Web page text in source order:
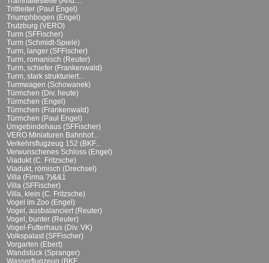
Trittleiter (Paul Engel)
Triumphbogen (Engel)
Trutzburg (VERO)
Turm (SFFischer)
Turm (Schmidt-Spiele)
Turm, langer (SFFischer)
Turm, romanisch (Reuter)
Turm, schiefer (Frankenwald)
Turm, stark strukturiert...
Turmwagen (Schowanek)
Türmchen (Div. heute)
Türmchen (Engel)
Türmchen (Frankenwald)
Türmchen (Paul Engel)
Umgebindehaus (SFFischer)
VERO Miniaturen Bahnhof...
Verkehrsflugzeug 152 (BKF...
Verwunschenes Schloss (Engel)
Viadukt (C. Fritzsche)
Viadukt, römisch (Drechsel)
Villa (Firma ?)&&1
Villa (SFFischer)
Villa, klein (C. Fritzsche)
Vogel im Zoo (Engel)
Vogel, ausbalanciert (Reuter)
Vogel, bunter (Reuter)
Vogel-Futterhaus (Div. VK)
Volkspalast (SFFischer)
Vorgarten (Ebert)
Wandstück (Spranger)
Wasserflugzeug (BKF